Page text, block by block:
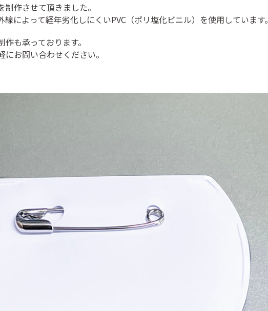
作させて頂きました。
によって経年劣化しにくいPVC（ポリ塩化ビニル）を使用しています。
も承っております。
お問い合わせください。